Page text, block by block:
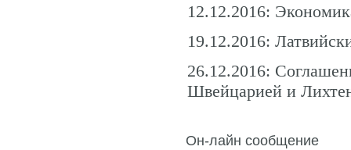
12.12.2016:
19.12.2016:
26.12.2016:
Швейцарией и
Он-лайн сообщение